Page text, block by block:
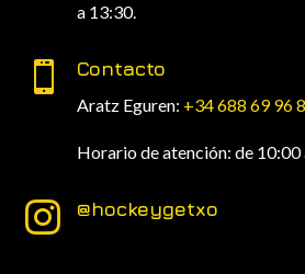
a 13:30.
 Contacto
Aratz Eguren: +34 688 69 96
Horario de atención: de 10:00
 @hockeygetxo